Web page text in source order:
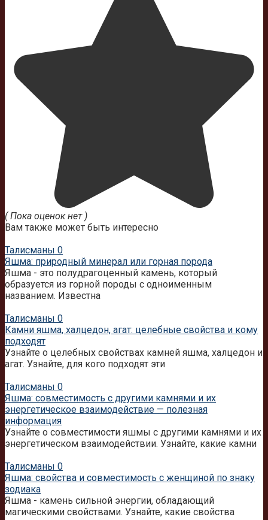
( Пока оценок нет )
Вам также может быть интересно
Талисманы 0
Яшма: природный минерал или горная порода
Яшма - это полудрагоценный камень, который
образуется из горной породы с одноименным
названием. Известна
Талисманы 0
Камни яшма, халцедон, агат: целебные свойства и кому
подходят
Узнайте о целебных свойствах камней яшма, халцедон и
агат. Узнайте, для кого подходят эти
Талисманы 0
Яшма: совместимость с другими камнями и их
энергетическое взаимодействие — полезная
информация
Узнайте о совместимости яшмы с другими камнями и их
энергетическом взаимодействии. Узнайте, какие камни
Талисманы 0
Яшма: свойства и совместимость с женщиной по знаку
зодиака
Яшма - камень сильной энергии, обладающий
магическими свойствами. Узнайте, какие свойства